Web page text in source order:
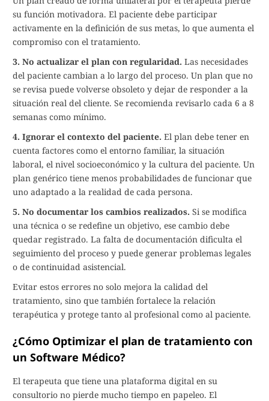
su función motivadora. El paciente debe participar
activamente en la definición de sus metas, lo que aumenta el
compromiso con el tratamiento.
3. No actualizar el plan con regularidad. Las necesidades
del paciente cambian a lo largo del proceso. Un plan que no
se revisa puede volverse obsoleto y dejar de responder a la
situación real del cliente. Se recomienda revisarlo cada 6 a 8
semanas como mínimo.
4. Ignorar el contexto del paciente. El plan debe tener en
cuenta factores como el entorno familiar, la situación
laboral, el nivel socioeconómico y la cultura del paciente. Un
plan genérico tiene menos probabilidades de funcionar que
uno adaptado a la realidad de cada persona.
5. No documentar los cambios realizados. Si se modifica
una técnica o se redefine un objetivo, ese cambio debe
quedar registrado. La falta de documentación dificulta el
seguimiento del proceso y puede generar problemas legales
o de continuidad asistencial.
Evitar estos errores no solo mejora la calidad del
tratamiento, sino que también fortalece la relación
terapéutica y protege tanto al profesional como al paciente.
¿Cómo Optimizar el plan de tratamiento con
un Software Médico?
El terapeuta que tiene una plataforma digital en su
consultorio no pierde mucho tiempo en papeleo. El